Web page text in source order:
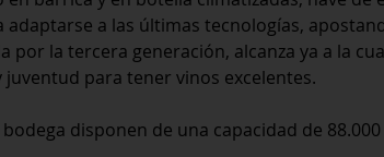
a las últimas tecnologías,
por la tercera generación, alcanza ya a la
para tener vinos excelentes.
disponen de una capacidad de 88.000